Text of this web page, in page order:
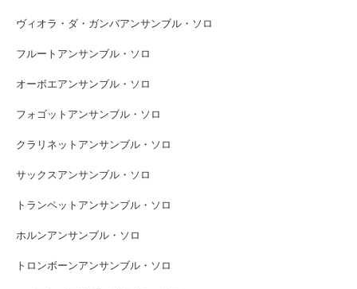
ヴィオラ・ダ・ガンバアンサンブル・ソロ
フルートアンサンブル・ソロ
オーボエアンサンブル・ソロ
フォゴットアンサンブル・ソロ
クラリネットアンサンブル・ソロ
サックスアンサンブル・ソロ
トランペットアンサンブル・ソロ
ホルンアンサンブル・ソロ
トロンボーンアンサンブル・ソロ